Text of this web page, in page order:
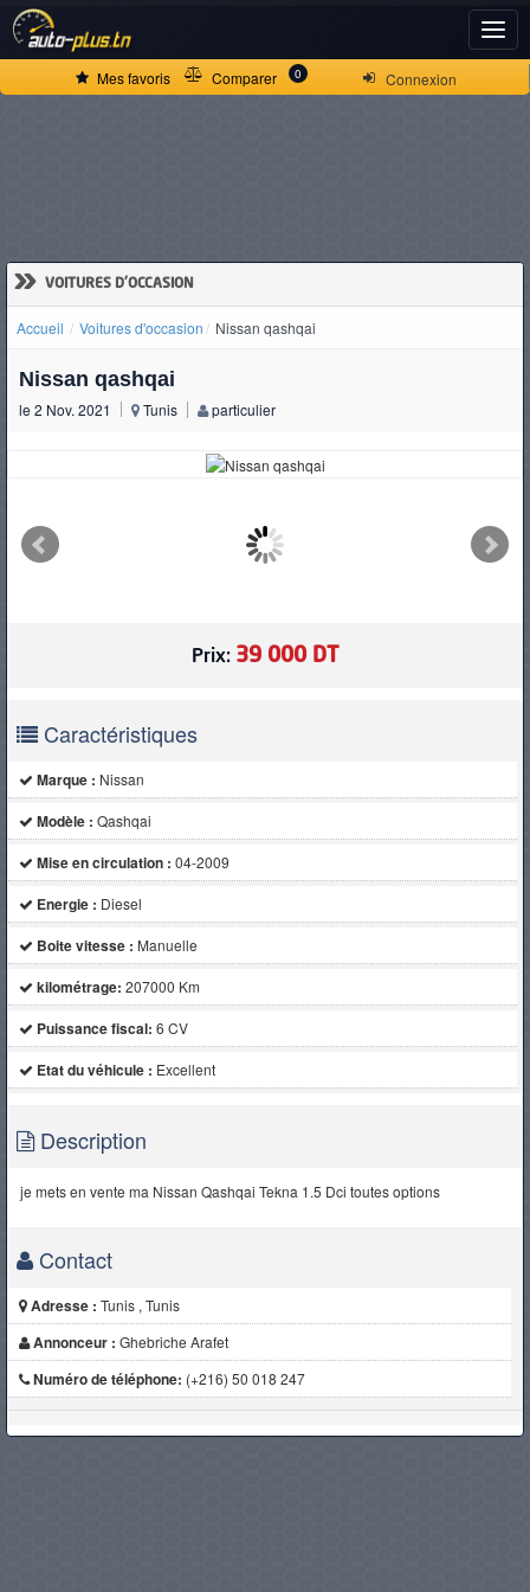
Connexion
Mes favoris Comparer 0
» VOITURES D'OCCASION
Accueil Voitures d'occasion Nissan qashqai
Nissan qashqai
le 2 Nov. 2021 Tunis particulier
Prix: 39 000 DT
Caractéristiques
Marque : Nissan
Modèle : Qashqai
Mise en circulation : 04-2009
Energie : Diesel
Boite vitesse : Manuelle
kilométrage: 207000 Km
Puissance fiscal: 6 CV
Etat du véhicule : Excellent
Description
je mets en vente ma Nissan Qashqai Tekna 1.5 Dci toutes options
Contact
Adresse : Tunis , Tunis
Annonceur : Ghebriche Arafet
Numéro de téléphone: (+216) 50 018 247
ACCUEIL
D'OCCASION
PNEUS